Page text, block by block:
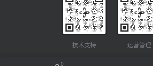
技术支持 运营管理
0